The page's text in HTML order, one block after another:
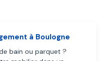
à Boulogne
bain ou parquet ?